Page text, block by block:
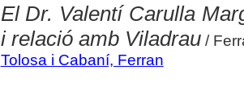
El Dr. Valentí Carulla
i relació amb Viladrau/
Tolosa i Cabaní, Ferran